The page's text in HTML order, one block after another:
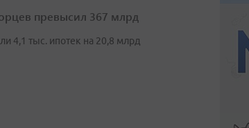
превысил 367 млрд
4,1 тыс. ипотек на 20,8 млрд